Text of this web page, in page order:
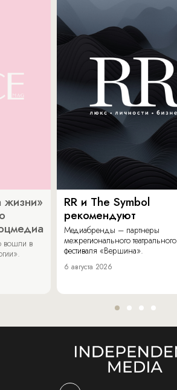
жизни»
вошли в
RR и The Symbol
рекомендуют
Медиабренды – партнеры
межрегионального театрального
фестиваля «Вершина».
6 августа 2026